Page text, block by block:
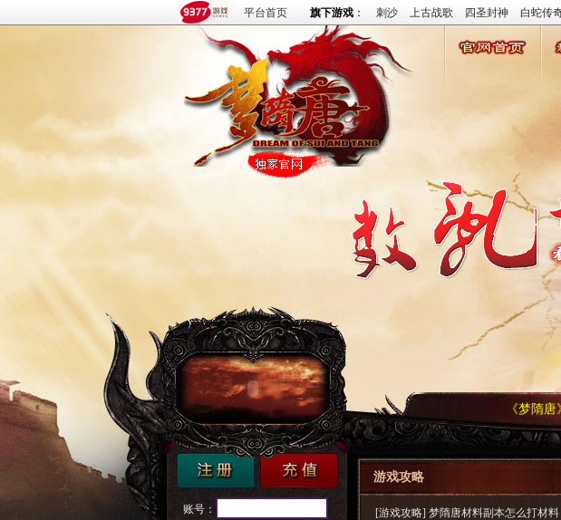
平台首页 旗下游戏 ： 刺沙 上古战歌 四圣封神 白蛇传
账号：
《梦隋
游戏攻略
[游戏攻略] 梦隋唐材料副本怎么打材料